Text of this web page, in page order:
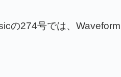
の274号では、